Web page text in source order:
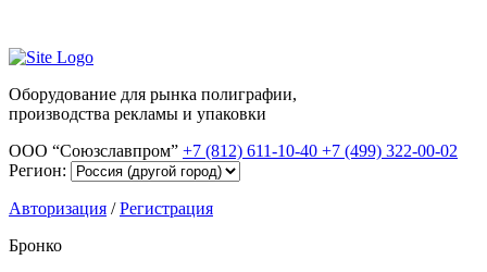
Оборудование для рынка полиграфии,
производства рекламы и упаковки
ООО “Союзславпром” +7 (812) 611-10-40 +7 (499) 322-00-02
Регион:
Авторизация /Регистрация
Бронко